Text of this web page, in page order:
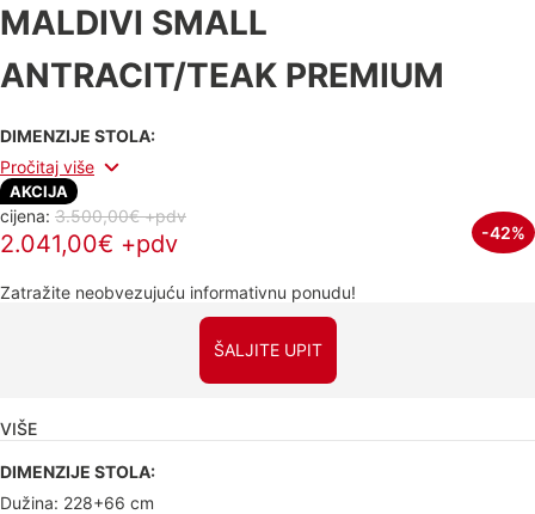
MALDIVI SMALL
ANTRACIT/TEAK PREMIUM
DIMENZIJE STOLA:
Pročitaj više
AKCIJA
cijena: 3.500,00€ +pdv
2.041,00€ +pdv -42%
Zatražite neobvezujuću informativnu ponudu!
ŠALJITE UPIT
VIŠE
DIMENZIJE STOLA:
Dužina: 228+66 cm